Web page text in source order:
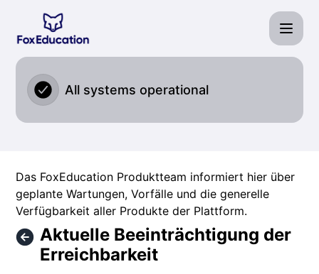
Fox Education Services GmbH - Aktuelle
All systems operational
Das FoxEducation Produktteam informiert hier über
geplante Wartungen, Vorfälle und die generelle
Verfügbarkeit aller Produkte der Plattform.
Aktuelle Beeinträchtigung der
Erreichbarkeit